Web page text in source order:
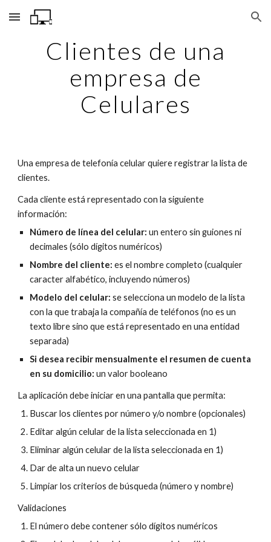
Skip to main content Skip to navigation
Clientes de una
empresa de
Celulares
Una empresa de telefonía celular quiere registrar la lista de
clientes.
Cada cliente está representado con la siguiente
información:
Número de línea del celular:un entero sin guiones ni
decimales (sólo dígitos numéricos)
Nombre del cliente:es el nombre completo (cualquier
caracter alfabético, incluyendo números)
Modelo del celular:se selecciona un modelo de la lista
con la que trabaja la compañía de teléfonos (no es un
texto libre sino que está representado en una entidad
separada)
Si desea recibir mensualmente el resumen de cuenta
en su domicilio:un valor booleano
La aplicación debe iniciar en una pantalla que permita:
Buscar los clientes por número y/o nombre (opcionales)
Editar algún celular de la lista seleccionada en 1)
Eliminar algún celular de la lista seleccionada en 1)
Dar de alta un nuevo celular
Limpiar los criterios de búsqueda (número y nombre)
Validaciones
El número debe contener sólo dígitos numéricos